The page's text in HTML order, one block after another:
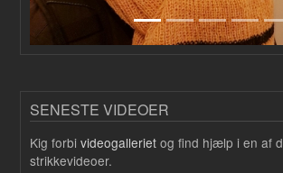
SENESTE VIDEOER
Kig forbi videogalleriet og find hjælp i en af
strikkevideoer.